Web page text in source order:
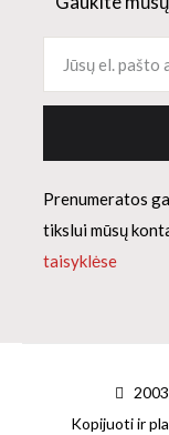
Prenumeratos
tikslui mūsų
taisyklėse
Kopijuoti ir